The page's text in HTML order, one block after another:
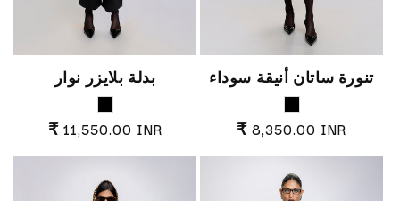
بدلة بلايزر نوار
Black
السعر العادي
₹ 11,550.00 INR
تنورة ساتان أنيقة سوداء
Black
السعر العادي
₹ 8,350.00 INR